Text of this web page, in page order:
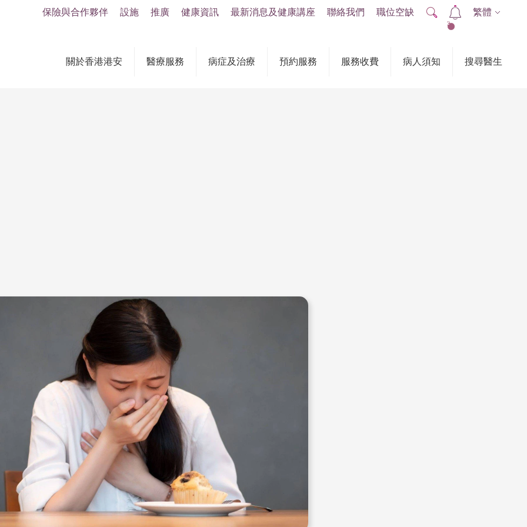
關於香港港安 醫療服務 病症及治療 預約服務 服務收費 病人須知 搜尋醫生
保險與合作夥伴 設施 推廣 健康資訊 最新消息及健康講座 聯絡我們 職位空缺
2
繁體